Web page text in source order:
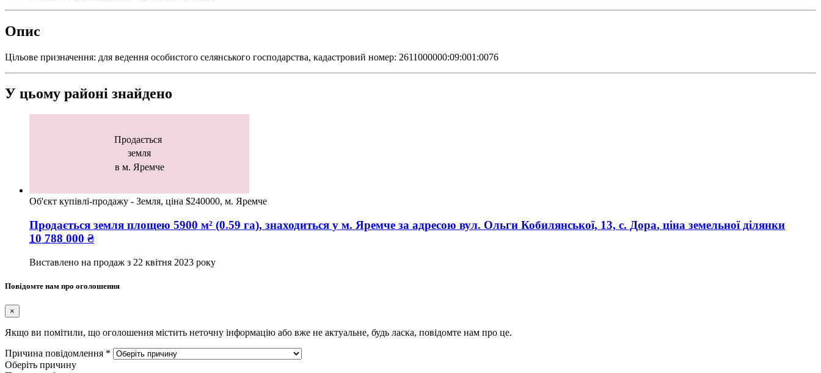
Опис
Цільове призначення: для ведення особистого селянського господарства, кадастровий номер: 2611000000:09:001:0076
У цьому районі знайдено
Продається
земля
в м. Яремче
Об'єкт купівлі-продажу - Земля, ціна $240000, м. Яремче
Продається земля площею 5900 м² (0.59 га), знаходиться у м. Яремче за адресою вул. Ольги Кобилянської, 13, с. Дора, ціна земельної ділянки
10 788 000 ₴
Виставлено на продаж з 22 квітня 2023 року
Повідомте нам про оголошення
×
Якщо ви помітили, що оголошення містить неточну інформацію або вже не актуальне, будь ласка, повідомте нам про це.
Причина повідомлення *
Оберіть причину